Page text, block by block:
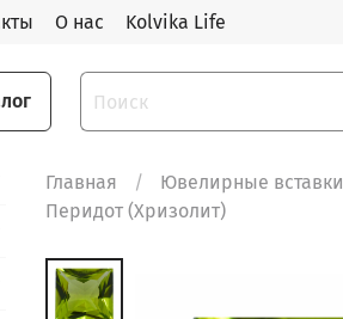
О нас Kolvika Life
Главная Ювелирные вставки
Перидот (Хризолит)